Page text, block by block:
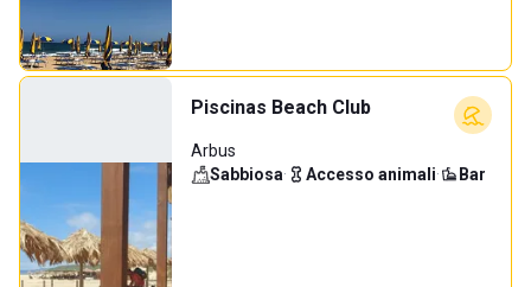
Piscinas Beach Club
Arbus
Sabbiosa· Accesso animali· Bar